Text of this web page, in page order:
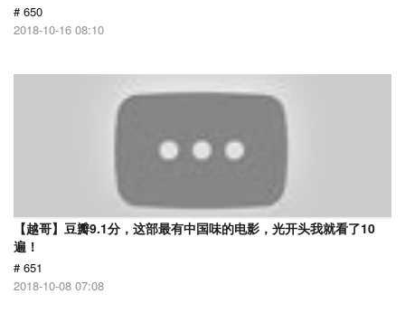
# 650
2018-10-16 08:10
【越哥】豆瓣9.1分，这部最有中国味的电影，光开头我就看了10
遍！
# 651
2018-10-08 07:08